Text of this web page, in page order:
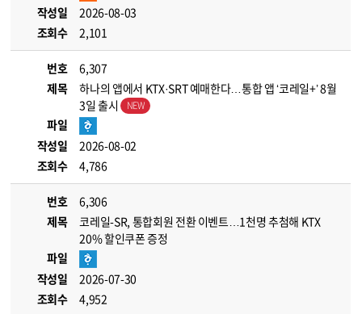
작성일
2026-08-03
조회수
2,101
번호
6,307
제목
하나의 앱에서 KTX·SRT 예매한다…통합 앱 ‘코레일+’ 8월
3일 출시
파일
작성일
2026-08-02
조회수
4,786
번호
6,306
제목
코레일-SR, 통합회원 전환 이벤트…1천명 추첨해 KTX
20% 할인쿠폰 증정
파일
작성일
2026-07-30
조회수
4,952